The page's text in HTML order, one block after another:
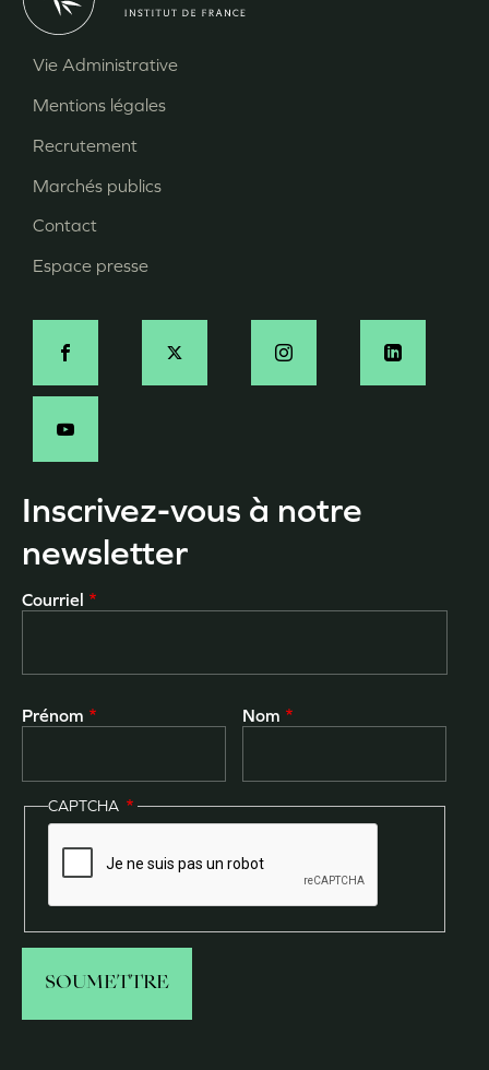
Pied
de
page
Vie Administrative
Mentions légales
Recrutement
Marchés publics
Contact
Espace presse
Social
Inscrivez-vous à notre
newsletter
Courriel
Prénom Nom
CAPTCHA